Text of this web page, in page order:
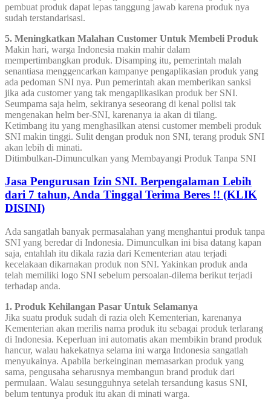
pembuat produk dapat lepas tanggung jawab karena produk nya
sudah terstandarisasi.
5. Meningkatkan Malahan Customer Untuk Membeli Produk
Makin hari, warga Indonesia makin mahir dalam
mempertimbangkan produk. Disamping itu, pemerintah malah
senantiasa menggencarkan kampanye pengaplikasian produk yang
ada pedoman SNI nya. Pun pemerintah akan memberikan sanksi
jika ada customer yang tak mengaplikasikan produk ber SNI.
Seumpama saja helm, sekiranya seseorang di kenal polisi tak
mengenakan helm ber-SNI, karenanya ia akan di tilang.
Ketimbang itu yang menghasilkan atensi customer membeli produk
SNI makin tinggi. Sulit dengan produk non SNI, terang produk SNI
akan lebih di minati.
Ditimbulkan-Dimunculkan yang Membayangi Produk Tanpa SNI
Jasa Pengurusan Izin SNI. Berpengalaman Lebih
dari 7 tahun, Anda Tinggal Terima Beres !! (KLIK
DISINI)
Ada sangatlah banyak permasalahan yang menghantui produk tanpa
SNI yang beredar di Indonesia. Dimunculkan ini bisa datang kapan
saja, entahlah itu dikala razia dari Kementerian atau terjadi
kecelakaan dikarnakan produk non SNI. Yakinkan produk anda
telah memiliki logo SNI sebelum persoalan-dilema berikut terjadi
terhadap anda.
1. Produk Kehilangan Pasar Untuk Selamanya
Jika suatu produk sudah di razia oleh Kementerian, karenanya
Kementerian akan merilis nama produk itu sebagai produk terlarang
di Indonesia. Keperluan ini automatis akan membikin brand produk
hancur, walau hakekatnya selama ini warga Indonesia sangatlah
menyukainya. Apabila berkeinginan memasarkan produk yang
sama, pengusaha seharusnya membangun brand produk dari
permulaan. Walau sesungguhnya setelah tersandung kasus SNI,
belum tentunya produk itu akan di minati warga.